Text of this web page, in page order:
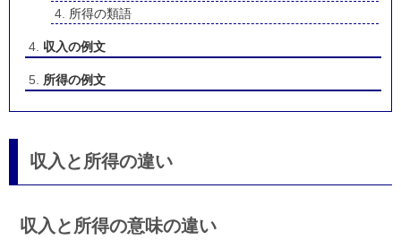
所得の類語
収入の例文
所得の例文
収入と所得の違い
収入と所得の意味の違い